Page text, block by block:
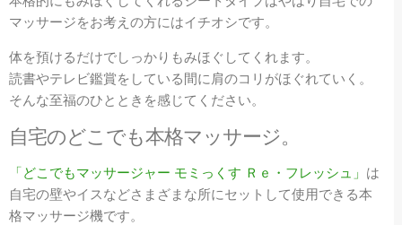
マッサージをお考えの方にはイチオシです。
体を預けるだけでしっかりもみほぐしてくれます。
読書やテレビ鑑賞をしている間に肩のコリがほぐれていく。
そんな至福のひとときを感じてください。
自宅のどこでも本格マッサージ。
「どこでもマッサージャー モミっくす Ｒｅ・フレッシュ」 は
自宅の壁やイスなどさまざまな所にセットして使用できる本
格マッサージ機です。